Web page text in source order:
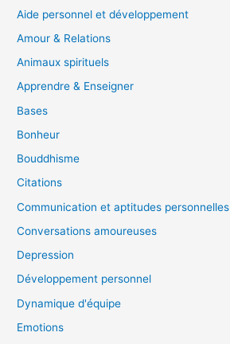
Aide personnel et développement
Amour & Relations
Animaux spirituels
Apprendre & Enseigner
Bases
Bonheur
Bouddhisme
Citations
Communication et aptitudes personnelles
Conversations amoureuses
Depression
Développement personnel
Dynamique d'équipe
Emotions